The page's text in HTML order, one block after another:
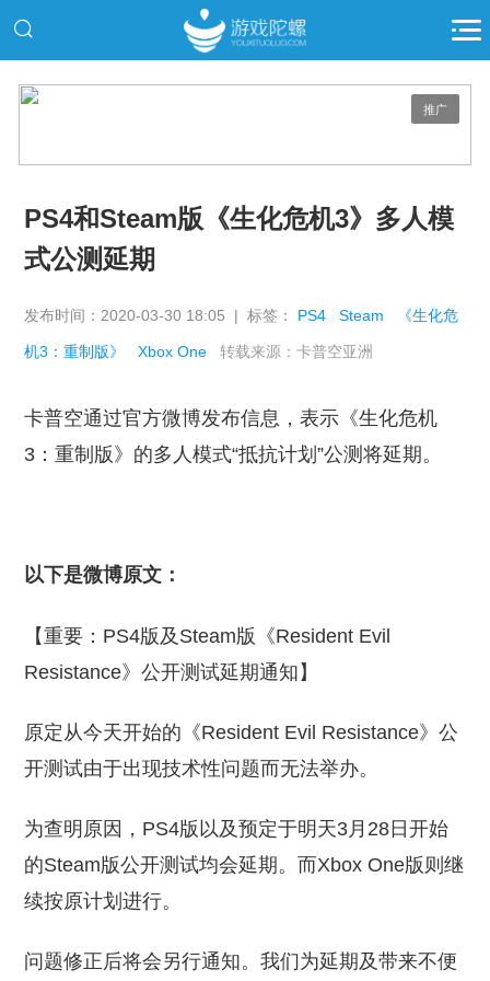
推广
PS4和Steam版《生化危机3》多人模
式公测延期
发布时间：2020-03-30 18:05 | 标签： PS4 Steam 《生化危
机3：重制版》 Xbox One 转载来源：卡普空亚洲
卡普空通过官方微博发布信息，表示《生化危机
3：重制版》的多人模式“抵抗计划”公测将延期。
以下是微博原文：
【重要：PS4版及Steam版《Resident Evil
Resistance》公开测试延期通知】
原定从今天开始的《Resident Evil Resistance》公
开测试由于出现技术性问题而无法举办。
为查明原因，PS4版以及预定于明天3月28日开始
的Steam版公开测试均会延期。而Xbox One版则继
续按原计划进行。
问题修正后将会另行通知。我们为延期及带来不便